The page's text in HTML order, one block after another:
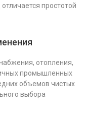
простотой
отопления,
промышленных
объемов чистых
выбора